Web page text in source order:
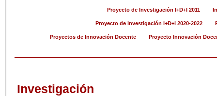
Proyecto de Investigación I+D+I 2011
Proyecto de investigación I+D+i 2020-2022
Proyecto Innovación
Proyectos de Innovación Docente
Investigación